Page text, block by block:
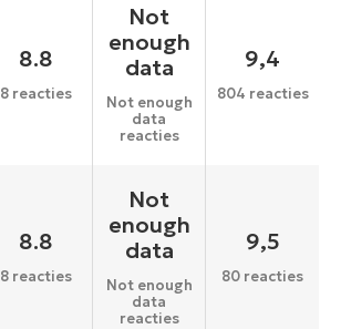
8.8
8 reacties
Not
enough
data
Not enough
data
reacties
9,4
804 reacties
8.8
8 reacties
Not
enough
data
Not enough
data
reacties
9,5
80 reacties